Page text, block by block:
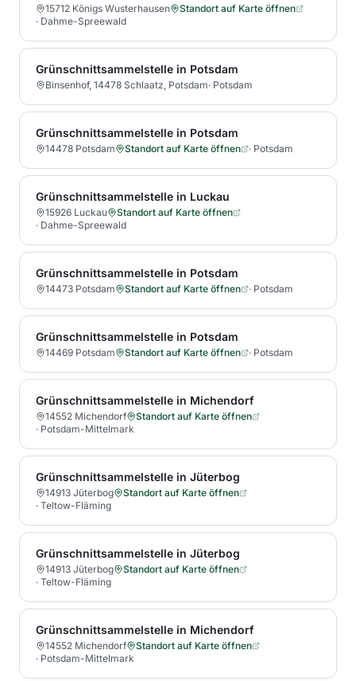
15712 Königs Wusterhausen
Standort auf Karte öffnen
· Dahme-Spreewald
Grünschnittsammelstelle in Potsdam
Binsenhof, 14478 Schlaatz, Potsdam· Potsdam
Grünschnittsammelstelle in Potsdam
14478 Potsdam Standort auf Karte öffnen · Potsdam
Grünschnittsammelstelle in Luckau
15926 Luckau
Standort auf Karte öffnen
· Dahme-Spreewald
Grünschnittsammelstelle in Potsdam
14473 Potsdam Standort auf Karte öffnen · Potsdam
Grünschnittsammelstelle in Potsdam
14469 Potsdam Standort auf Karte öffnen · Potsdam
Grünschnittsammelstelle in Michendorf
14552 Michendorf
Standort auf Karte öffnen
· Potsdam-Mittelmark
Grünschnittsammelstelle in Jüterbog
14913 Jüterbog
Standort auf Karte öffnen
· Teltow-Fläming
Grünschnittsammelstelle in Jüterbog
14913 Jüterbog
Standort auf Karte öffnen
· Teltow-Fläming
Grünschnittsammelstelle in Michendorf
14552 Michendorf
Standort auf Karte öffnen
· Potsdam-Mittelmark